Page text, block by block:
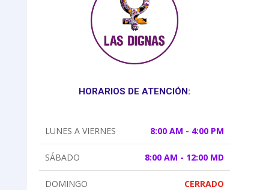
HORARIOS DE ATENCIÓN:
LUNES A VIERNES 8:00 AM - 4:00 PM
SÁBADO 8:00 AM - 12:00 MD
DOMINGO CERRADO